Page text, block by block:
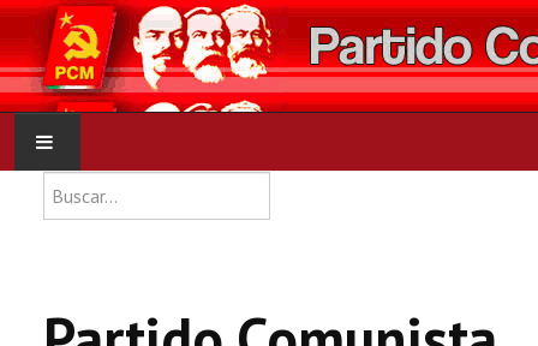
INICIO
NOTICIAS
Buscar